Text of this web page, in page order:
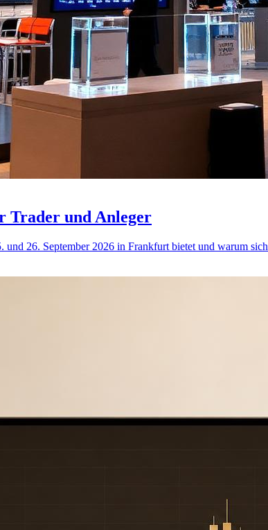
Trader und Anleger
26. September 2026 in Frankfurt bietet und warum